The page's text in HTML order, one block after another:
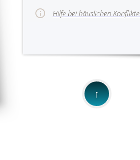
Hilfe bei häuslichen
↑